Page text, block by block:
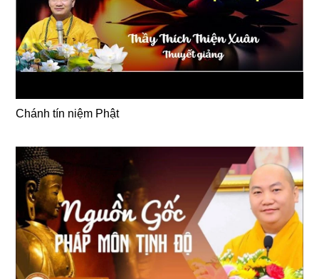
Chánh tín niệm Phật